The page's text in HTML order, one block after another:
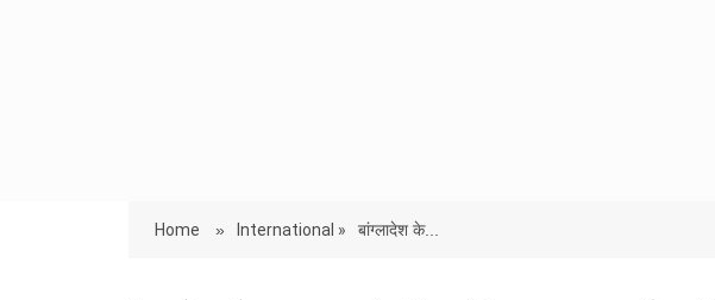
Home » International » बांग्लादेश के...